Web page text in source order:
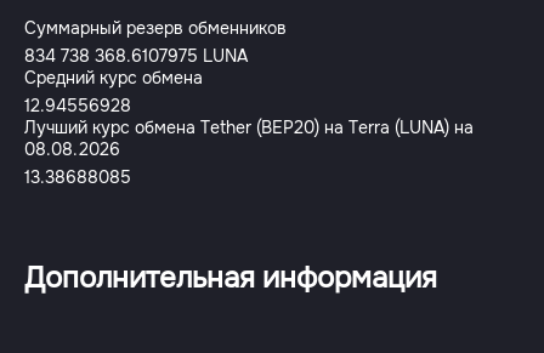
Суммарный резерв обменников
834 738 368.6107975 LUNA
Средний курс обмена
12.94556928
Лучший курс обмена Tether (BEP20) на Terra (LUNA) на
08.08.2026
13.38688085
Дополнительная информация